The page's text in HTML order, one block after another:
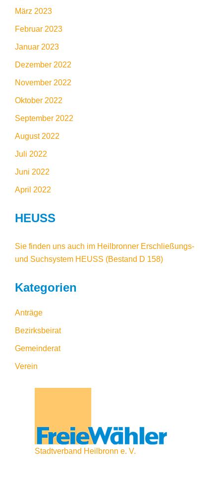
März 2023
Februar 2023
Januar 2023
Dezember 2022
November 2022
Oktober 2022
September 2022
August 2022
Juli 2022
Juni 2022
April 2022
HEUSS
Sie finden uns auch im Heilbronner Erschließungs-
und Suchsystem HEUSS (Bestand D 158)
Kategorien
Anträge
Bezirksbeirat
Gemeinderat
Verein
Stadtverband Heilbronn e. V.